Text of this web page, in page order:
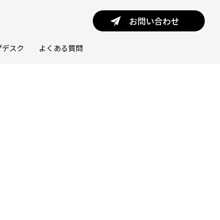
お問い合わせ
スク よくある質問